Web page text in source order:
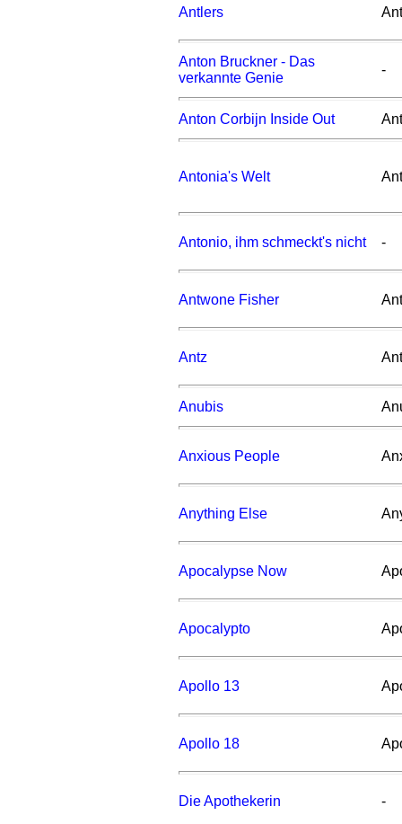
Antlers
Anton Bruckner - Das
verkannte Genie
-
Anton Corbijn Inside Out
Antonia's Welt
Antonio, ihm schmeckt's nicht -
Antwone Fisher
Antz
Anubis
Anxious People
Anything Else
Apocalypse Now
Apocalypto
Apollo 13
Apollo 18
Die Apothekerin -